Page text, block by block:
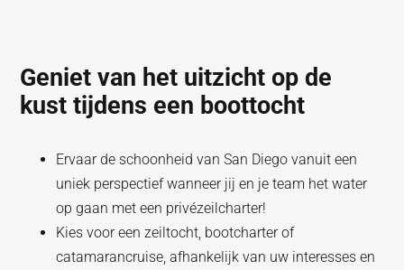
Geniet van het uitzicht op de
kust tijdens een boottocht
Ervaar de schoonheid van San Diego vanuit een
uniek perspectief wanneer jij en je team het water
op gaan met een privézeilcharter!
Kies voor een zeiltocht, bootcharter of
catamarancruise, afhankelijk van uw interesses en